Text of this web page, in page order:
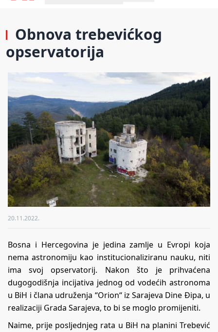
Obnova trebevićkog
opservatorija
20.11.2022.
Bosna i Hercegovina je jedina zamlje u Evropi koja
nema astronomiju kao institucionaliziranu nauku, niti
ima svoj opservatorij. Nakon što je prihvaćena
dugogodišnja incijativa jednog od vodećih astronoma
u BiH i člana udruženja “Orion“ iz Sarajeva Dine Đipa, u
realizaciji Grada Sarajeva, to bi se moglo promijeniti.
Naime, prije posljednjeg rata u BiH na planini Trebević